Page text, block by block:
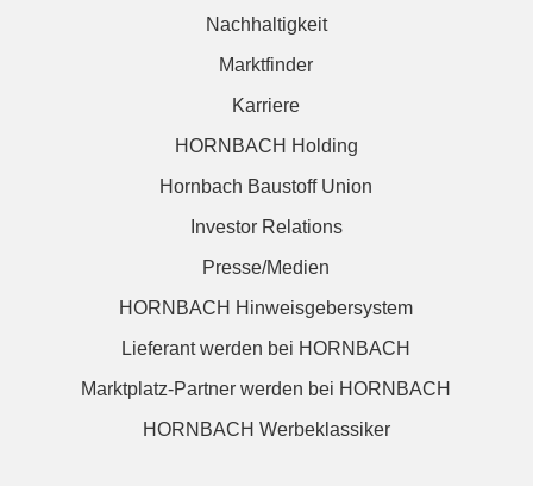
Nachhaltigkeit
Marktfinder
Karriere
HORNBACH Holding
Hornbach Baustoff Union
Investor Relations
Presse/Medien
HORNBACH Hinweisgebersystem
Lieferant werden bei HORNBACH
Marktplatz-Partner werden bei HORNBACH
HORNBACH Werbeklassiker